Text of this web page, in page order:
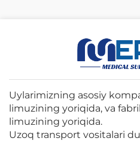
Uylarimizning asosiy
limuzining yoriqida, va
limuzining yoriqida.
Uzoq transport vositalari